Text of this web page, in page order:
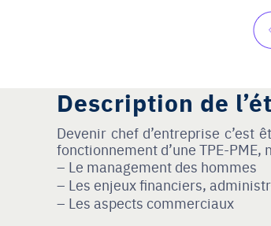
Description de
Devenir chef d’entreprise c’est
fonctionnement d’une TPE-PME,
Le management des hommes
Les enjeux financiers,
Les aspects commerciaux